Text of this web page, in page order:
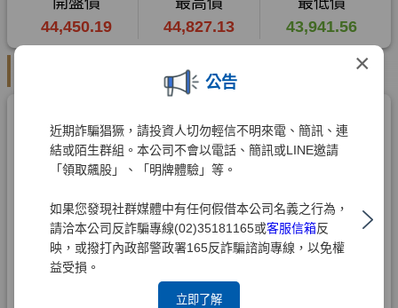
×
公告
近期詐騙猖獗，請投資人切勿輕信不明來電、簡訊、連
結或陌生群組。本公司不會以電話、簡訊或LINE邀請
「領取飆股」、「明牌體驗」等。
如果您發現社群媒體中有任何假借本公司名義之行為，
請洽本公司反詐騙專線(02)35181165或客服信箱反
映，或撥打內政部警政署165反詐騙諮詢專線，以免權
益受損。
立即了解